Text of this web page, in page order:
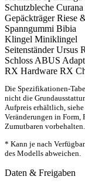
Schutzbleche
GepäckträgerRiese
Spanngummi Bibia
Klingel Miniklingel
SeitenständerUrsus
Schloss ABUS
RX Hardware RX
Die Spezifikationen-
nicht die
Aufpreis erhältlich,
Veränderungen in Form,
Zumutbaren vorbehalten.
* Kann je nach
des Modells abweichen.
Daten & Freigaben